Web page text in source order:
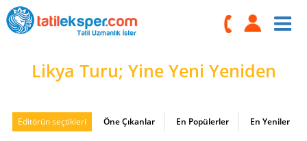
Likya Turu; Yine Yeni Yeniden
Editörün seçtikleri Öne Çıkanlar En Popülerler En Yeniler